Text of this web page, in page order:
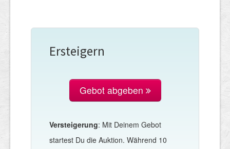
Ersteigern
Gebot abgeben
Versteigerung: Mit Deinem Gebot
startest Du die Auktion. Während 10